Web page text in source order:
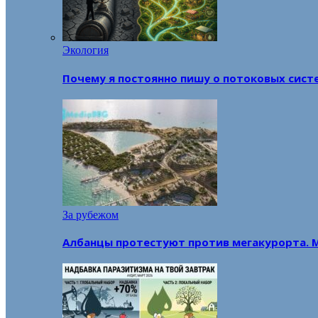
Экология
Почему я постоянно пишу о потоковых
За рубежом
Албанцы протестуют против мегакурорта.